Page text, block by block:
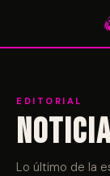
Accesos
EDITORIAL
Lo último de la